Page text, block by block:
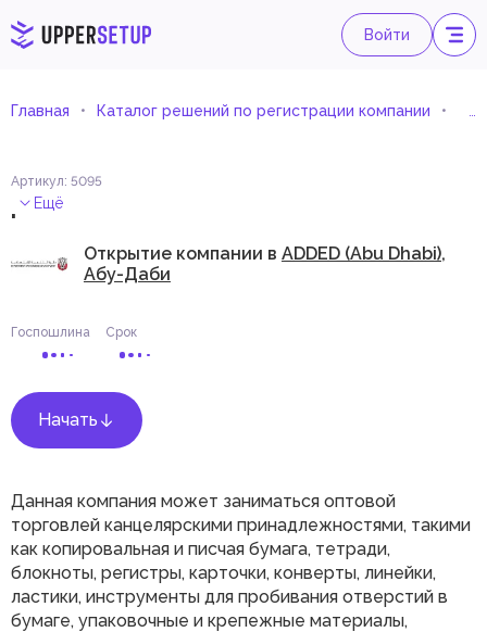
Войти
Главная Каталог решений по регистрации компании
Артикул: 5095
. Ещё
Открытие компании в ADDED (Abu Dhabi),
Абу-Даби
Госпошлина Срок
Начать
Данная компания может заниматься оптовой
торговлей канцелярскими принадлежностями, такими
как копировальная и писчая бумага, тетради,
блокноты, регистры, карточки, конверты, линейки,
ластики, инструменты для пробивания отверстий в
бумаге, упаковочные и крепежные материалы,